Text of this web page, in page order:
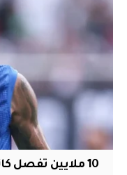
10 ملايين تفصل